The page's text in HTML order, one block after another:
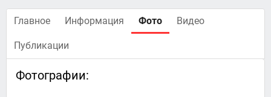
Главное Информация Фото Видео
Публикации
Фотографии: